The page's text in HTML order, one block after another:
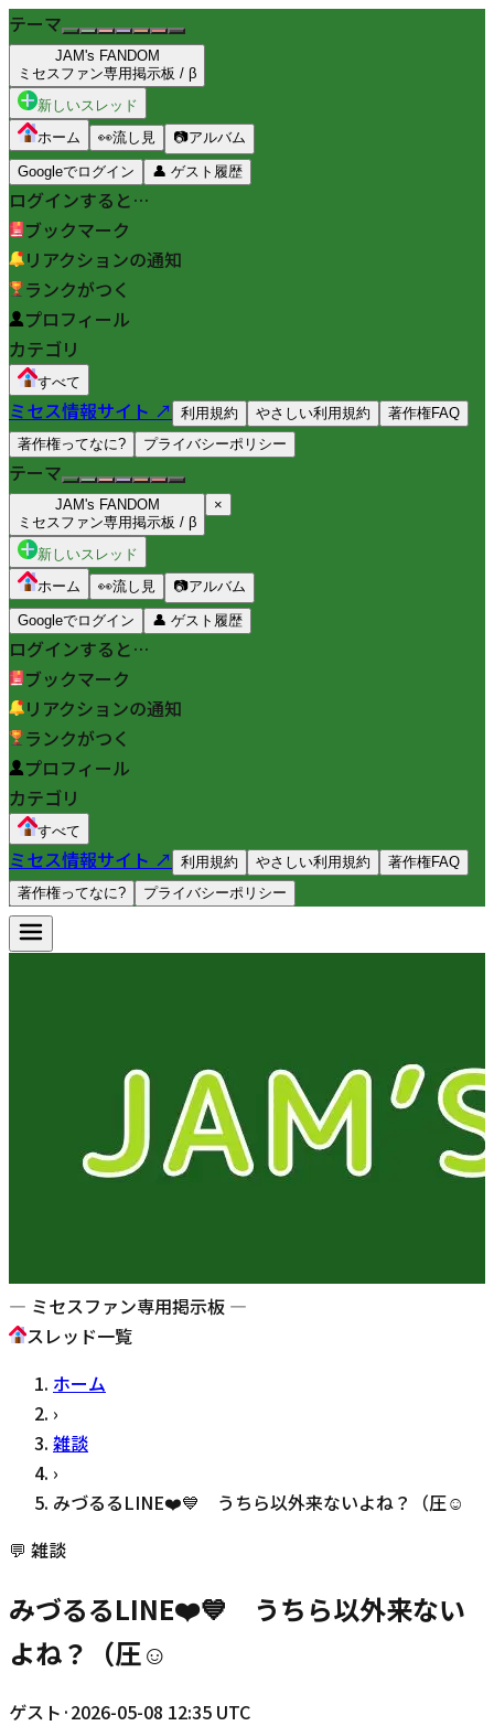
テーマ
JAM's FANDOM
ミセスファン専用掲示板 / β
新しいスレッド
ホーム
👀流し見 📷アルバム
Googleでログイン 👤 ゲスト履歴
ログインすると…
ブックマーク
リアクションの通知
ランクがつく
プロフィール
カテゴリ
すべて
ミセス情報サイト ↗ 利用規約 やさしい利用規約
著作権FAQ
著作権ってなに?
プライバシーポリシー
テーマ
JAM's FANDOM
ミセスファン専用掲示板 / β
×
新しいスレッド
ホーム
👀流し見 📷アルバム
Googleでログイン 👤 ゲスト履歴
ログインすると…
ブックマーク
リアクションの通知
ランクがつく
プロフィール
カテゴリ
すべて
ミセス情報サイト ↗ 利用規約 やさしい利用規約
著作権FAQ
著作権ってなに?
プライバシーポリシー
— ミセスファン専用掲示板 —
スレッド一覧
ホーム
›
雑談
›
みづるるLINE❤️💙 うちら以外来ないよね？（圧☺️
💬 雑談
みづるるLINE❤️💙 うちら以外来ない
よね？（圧☺️
ゲスト ·2026-05-08 12:35 UTC